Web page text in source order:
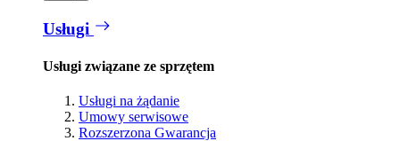
Usługi
Usługi związane ze sprzętem
Usługi na żądanie
Umowy serwisowe
Rozszerzona Gwarancja